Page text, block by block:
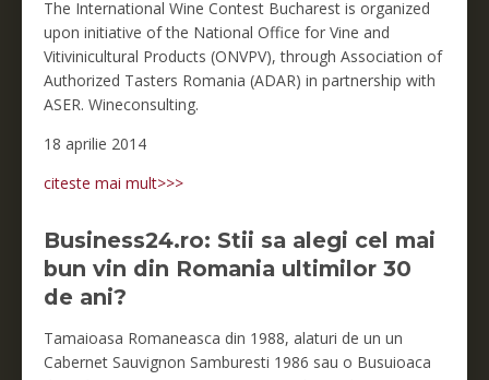
The International Wine Contest Bucharest is organized
upon initiative of the National Office for Vine and
Vitivinicultural Products (ONVPV), through Association of
Authorized Tasters Romania (ADAR) in partnership with
ASER. Wineconsulting.
18 aprilie 2014
citeste mai mult>>>
Business24.ro: Stii sa alegi cel mai
bun vin din Romania ultimilor 30
de ani?
Tamaioasa Romaneasca din 1988, alaturi de un un
Cabernet Sauvignon Samburesti 1986 sau o Busuioaca